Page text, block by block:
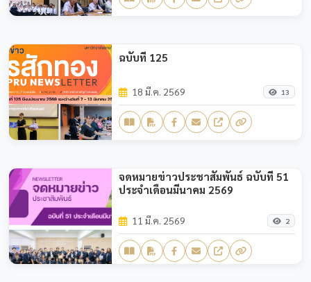
ฉบับที่ 125
18 มี.ค. 2569 13
จดหมายข่าวประชาสัมพันธ์ ฉบับที่ 51
ประจำเดือนมีนาคม 2569
11 มี.ค. 2569 2